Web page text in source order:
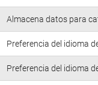
Almacena datos para
Preferencia del idioma
Preferencia del idioma